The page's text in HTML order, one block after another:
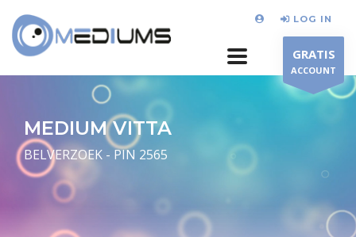
LOG IN
GRATIS
ACCOUNT
MEDIUM VITTA
BELVERZOEK - PIN 2565